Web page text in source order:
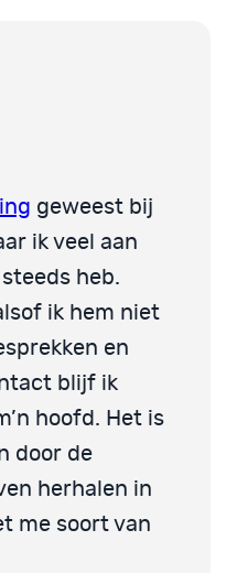
geweest bij
ik veel aan
heb.
ik hem niet
en
blijf ik
hoofd. Het is
door de
herhalen in
me soort van